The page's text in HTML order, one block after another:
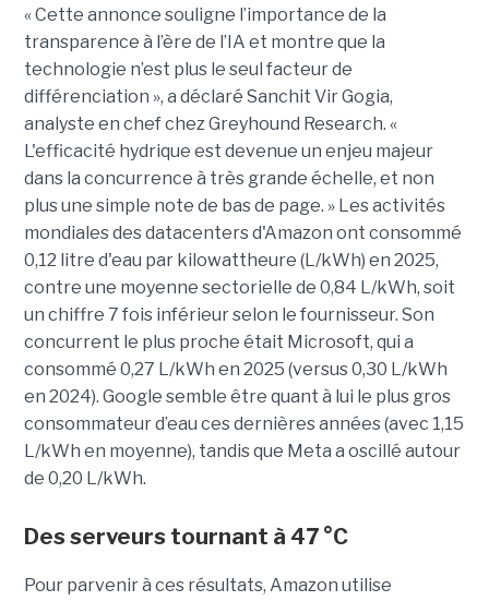
« Cette annonce souligne l’importance de la
transparence à l’ère de l’IA et montre que la
technologie n’est plus le seul facteur de
différenciation », a déclaré Sanchit Vir Gogia,
analyste en chef chez Greyhound Research. «
L'efficacité hydrique est devenue un enjeu majeur
dans la concurrence à très grande échelle, et non
plus une simple note de bas de page. » Les activités
mondiales des datacenters d'Amazon ont consommé
0,12 litre d'eau par kilowattheure (L/kWh) en 2025,
contre une moyenne sectorielle de 0,84 L/kWh, soit
un chiffre 7 fois inférieur selon le fournisseur. Son
concurrent le plus proche était Microsoft, qui a
consommé 0,27 L/kWh en 2025 (versus 0,30 L/kWh
en 2024). Google semble être quant à lui le plus gros
consommateur d’eau ces dernières années (avec 1,15
L/kWh en moyenne), tandis que Meta a oscillé autour
de 0,20 L/kWh.
Des serveurs tournant à 47 °C
Pour parvenir à ces résultats, Amazon utilise